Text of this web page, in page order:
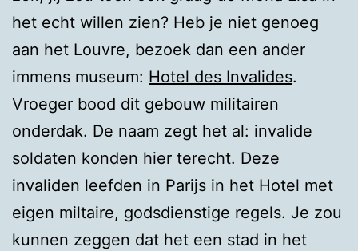
het echt willen zien? Heb je niet genoeg
aan het Louvre, bezoek dan een ander
immens museum: Hotel des Invalides.
Vroeger bood dit gebouw militairen
onderdak. De naam zegt het al: invalide
soldaten konden hier terecht. Deze
invaliden leefden in Parijs in het Hotel met
eigen miltaire, godsdienstige regels. Je zou
kunnen zeggen dat het een stad in het